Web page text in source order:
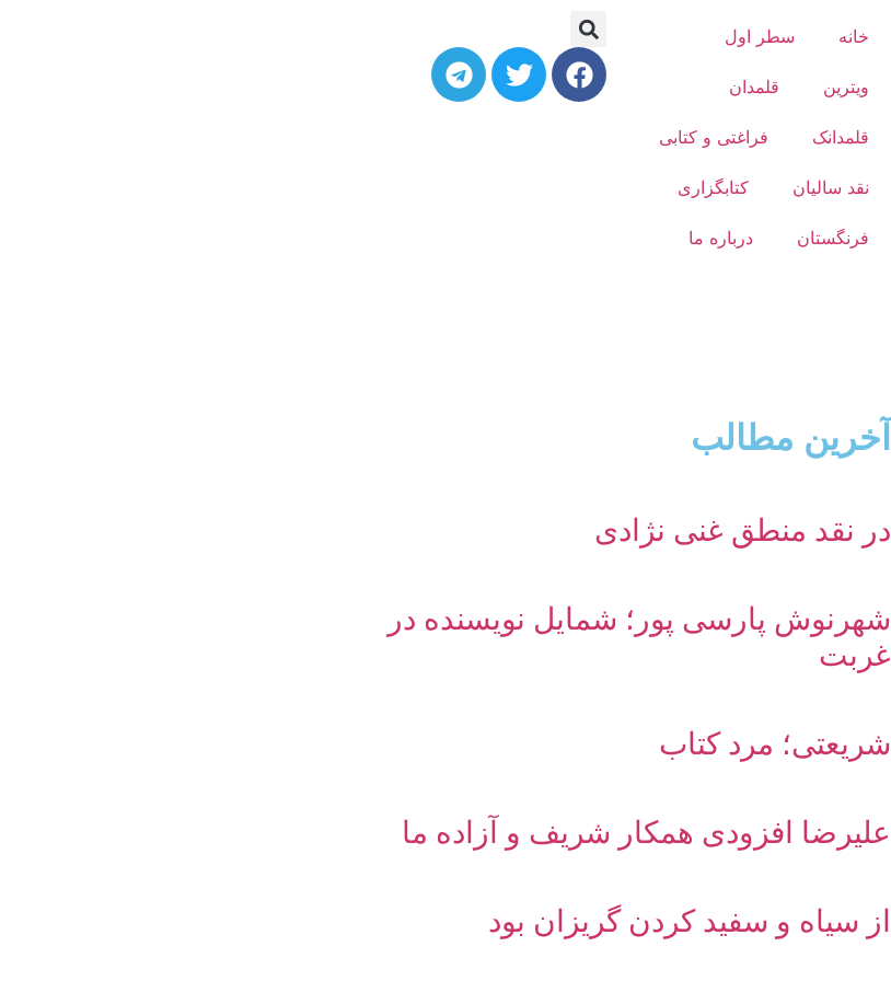
خانه سطر اول
ویترین قلمدان
قلمدانک فراغتی و کتابی
نقد سالیان کتابگزاری
فرنگستان درباره ما
آخرین مطالب
در نقد منطق غنی نژادی
شهرنوش پارسی پور؛ شمایل نویسنده در
غربت
شریعتی؛ مرد کتاب
علیرضا افزودی همکار شریف و آزاده ما
از سیاه و سفید کردن گریزان بود